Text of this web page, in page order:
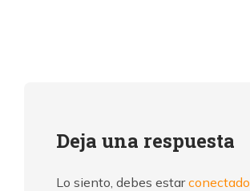
Deja una respuesta
Lo siento, debes estarconectado